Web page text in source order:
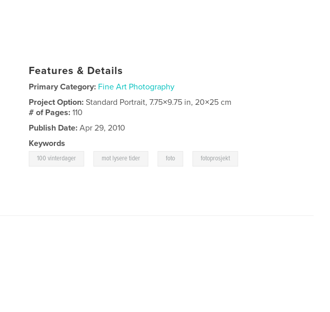
Features & Details
Primary Category: Fine Art Photography
Project Option:Standard Portrait, 7.75×9.75 in, 20×25 cm
# of Pages:110
Publish Date: Apr 29, 2010
Keywords
100 vinterdager mot lysere tider foto fotoprosjekt